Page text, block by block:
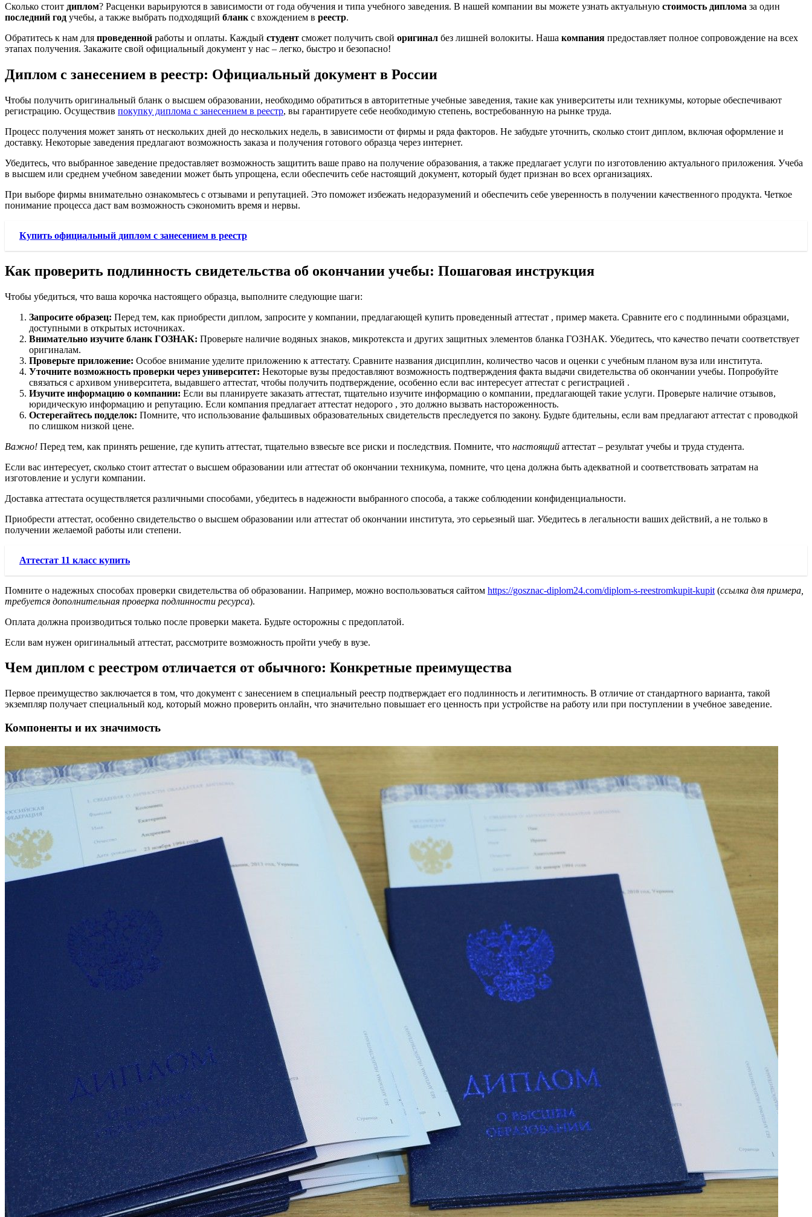
Сколько стоит диплом? Расценки варьируются в зависимости от года обучения и типа учебного заведения. В нашей компании вы можете узнать актуальную стоимость диплома за один
последний год учебы, а также выбрать подходящий бланк с вхождением в реестр.
Обратитесь к нам для проведенной работы и оплаты. Каждый студент сможет получить свой оригинал без лишней волокиты. Наша компания предоставляет полное сопровождение на всех
этапах получения. Закажите свой официальный документ у нас – легко, быстро и безопасно!
Диплом с занесением в реестр: Официальный документ в России
Чтобы получить оригинальный бланк о высшем образовании, необходимо обратиться в авторитетные учебные заведения, такие как университеты или техникумы, которые обеспечивают
регистрацию. Осуществив покупку диплома с занесением в реестр, вы гарантируете себе необходимую степень, востребованную на рынке труда.
Процесс получения может занять от нескольких дней до нескольких недель, в зависимости от фирмы и ряда факторов. Не забудьте уточнить, сколько стоит диплом, включая оформление и
доставку. Некоторые заведения предлагают возможность заказа и получения готового образца через интернет.
Убедитесь, что выбранное заведение предоставляет возможность защитить ваше право на получение образования, а также предлагает услуги по изготовлению актуального приложения. Учеба
в высшем или среднем учебном заведении может быть упрощена, если обеспечить себе настоящий документ, который будет признан во всех организациях.
При выборе фирмы внимательно ознакомьтесь с отзывами и репутацией. Это поможет избежать недоразумений и обеспечить себе уверенность в получении качественного продукта. Четкое
понимание процесса даст вам возможность сэкономить время и нервы.
Купить официальный диплом с занесением в реестр
Как проверить подлинность свидетельства об окончании учебы: Пошаговая инструкция
Чтобы убедиться, что ваша корочка настоящего образца, выполните следующие шаги:
Запросите образец: Перед тем, как приобрести диплом, запросите у компании, предлагающей купить проведенный аттестат , пример макета. Сравните его с подлинными образцами,
доступными в открытых источниках.
Внимательно изучите бланк ГОЗНАК: Проверьте наличие водяных знаков, микротекста и других защитных элементов бланка ГОЗНАК. Убедитесь, что качество печати соответствует
оригиналам.
Проверьте приложение: Особое внимание уделите приложению к аттестату. Сравните названия дисциплин, количество часов и оценки с учебным планом вуза или института.
Уточните возможность проверки через университет: Некоторые вузы предоставляют возможность подтверждения факта выдачи свидетельства об окончании учебы. Попробуйте
связаться с архивом университета, выдавшего аттестат, чтобы получить подтверждение, особенно если вас интересует аттестат с регистрацией .
Изучите информацию о компании: Если вы планируете заказать аттестат, тщательно изучите информацию о компании, предлагающей такие услуги. Проверьте наличие отзывов,
юридическую информацию и репутацию. Если компания предлагает аттестат недорого , это должно вызвать настороженность.
Остерегайтесь подделок: Помните, что использование фальшивых образовательных свидетельств преследуется по закону. Будьте бдительны, если вам предлагают аттестат с проводкой
по слишком низкой цене.
Важно! Перед тем, как принять решение, где купить аттестат, тщательно взвесьте все риски и последствия. Помните, что настоящий аттестат – результат учебы и труда студента.
Если вас интересует, сколько стоит аттестат о высшем образовании или аттестат об окончании техникума, помните, что цена должна быть адекватной и соответствовать затратам на
изготовление и услуги компании.
Доставка аттестата осуществляется различными способами, убедитесь в надежности выбранного способа, а также соблюдении конфиденциальности.
Приобрести аттестат, особенно свидетельство о высшем образовании или аттестат об окончании института, это серьезный шаг. Убедитесь в легальности ваших действий, а не только в
получении желаемой работы или степени.
Аттестат 11 класс купить
Помните о надежных способах проверки свидетельства об образовании. Например, можно воспользоваться сайтом https://gosznac-diplom24.com/diplom-s-reestromkupit-kupit (ссылка для примера,
требуется дополнительная проверка подлинности ресурса).
Оплата должна производиться только после проверки макета. Будьте осторожны с предоплатой.
Если вам нужен оригинальный аттестат, рассмотрите возможность пройти учебу в вузе.
Чем диплом с реестром отличается от обычного: Конкретные преимущества
Первое преимущество заключается в том, что документ с занесением в специальный реестр подтверждает его подлинность и легитимность. В отличие от стандартного варианта, такой
экземпляр получает специальный код, который можно проверить онлайн, что значительно повышает его ценность при устройстве на работу или при поступлении в учебное заведение.
Компоненты и их значимость